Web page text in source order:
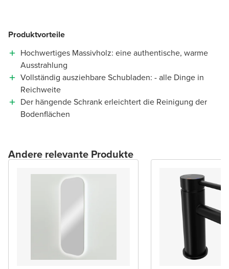
Produktvorteile
Hochwertiges Massivholz: eine authentische, warme
Ausstrahlung
Vollständig ausziehbare Schubladen: - alle Dinge in
Reichweite
Der hängende Schrank erleichtert die Reinigung der
Bodenflächen
Andere relevante Produkte